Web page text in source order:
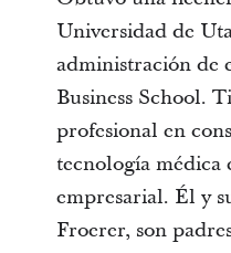
Universidad de
administración de
Business School.
profesional en
tecnología médica
empresarial. Él y
Froerer, son